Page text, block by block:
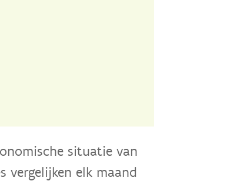
situatie van
vergelijken elk maand